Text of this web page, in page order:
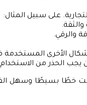
على سبيل المثال:
والرقي.
الأخرى المستخدمة
يجب الحذر من
خطًا بسيطًا وسهل